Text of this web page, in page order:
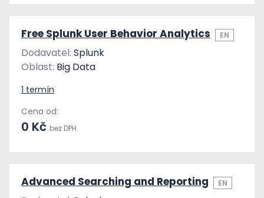
Free Splunk User Behavior Analytics EN
Dodavatel: Splunk
Oblast: Big Data
1 termín
Cena od:
0 Kč bez DPH
Advanced Searching and Reporting EN